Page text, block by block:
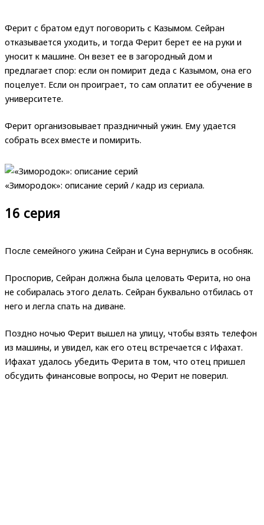
Ферит с братом едут поговорить с Казымом. Сейран
отказывается уходить, и тогда Ферит берет ее на руки и
уносит к машине. Он везет ее в загородный дом и
предлагает спор: если он помирит деда с Казымом, она его
поцелует. Если он проиграет, то сам оплатит ее обучение в
университете.
Ферит организовывает праздничный ужин. Ему удается
собрать всех вместе и помирить.
«Зимородок»: описание серий / кадр из сериала.
16 серия
После семейного ужина Сейран и Суна вернулись в особняк.
Проспорив, Сейран должна была целовать Ферита, но она
не собиралась этого делать. Сейран буквально отбилась от
него и легла спать на диване.
Поздно ночью Ферит вышел на улицу, чтобы взять телефон
из машины, и увидел, как его отец встречается с Ифахат.
Ифахат удалось убедить Ферита в том, что отец пришел
обсудить финансовые вопросы, но Ферит не поверил.